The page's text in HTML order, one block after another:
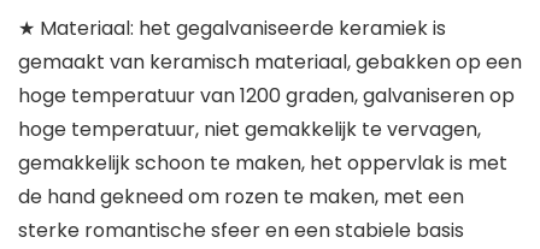
★ Materiaal: het gegalvaniseerde keramiek is
gemaakt van keramisch materiaal, gebakken op een
hoge temperatuur van 1200 graden, galvaniseren op
hoge temperatuur, niet gemakkelijk te vervagen,
gemakkelijk schoon te maken, het oppervlak is met
de hand gekneed om rozen te maken, met een
sterke romantische sfeer en een stabiele basis